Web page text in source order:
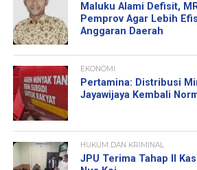
Maluku Alami Defisit,
Pemprov Agar Lebih
Anggaran Daerah
EKONOMI
Pertamina: Distribusi
Jayawijaya Kembali
HUKUM DAN KRIMINAL
JPU Terima Tahap II